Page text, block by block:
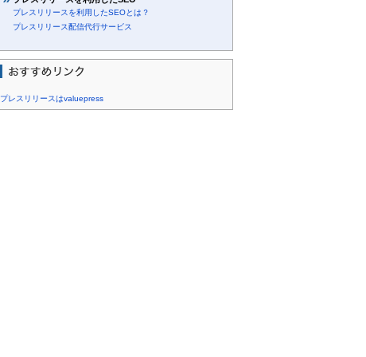
プレスリリースを利用したSEOとは？
プレスリリース配信代行サービス
プレスリリースはvaluepress